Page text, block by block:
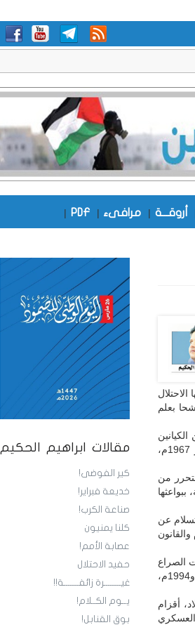
أروقـــة | مرافىء |
PDF
|
مقالات ابراهيم الحكيم
كير الفوضى!
خديعة فبراير!
صناعة الكرب!
كلنا يمنيون
عصابة الأمم!
حفيد الاحتلال
غيــــــــرة زائفـــــــة!!
يــوم الكــلام!
بوق القنابل!
فرخها الاحتلال
بعلم
الوحدويين اللذين شارك في صنعهما: «جمهورية اليمن الشعبية الديمقراطية» 30 نوفمبر 1967م،
من
عن
الصراع
في جنوب وشرق اليمن، ومع شمال وغرب اليمن بحروب «الوحدة أو الموت» 1972 و1978 و1994م،
أقزام